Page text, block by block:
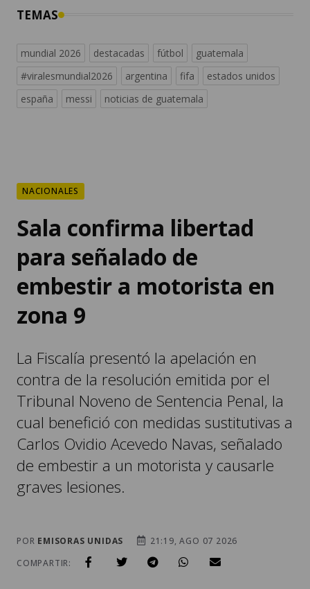
TEMAS
mundial 2026 destacadas fútbol
guatemala
#viralesmundial2026
argentina fifa
estados unidos
españa
messi noticias de guatemala
NACIONALES
Sala confirma libertad
para señalado de
embestir a motorista en
zona 9
La Fiscalía presentó la apelación en
contra de la resolución emitida por el
Tribunal Noveno de Sentencia Penal, la
cual benefició con medidas sustitutivas a
Carlos Ovidio Acevedo Navas, señalado
de embestir a un motorista y causarle
graves lesiones.
POR EMISORAS UNIDAS
21:19, AGO 07 2026
COMPARTIR: